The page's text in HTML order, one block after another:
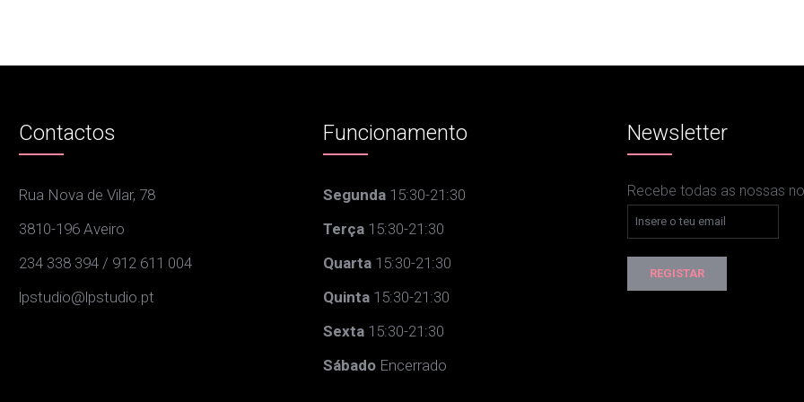
Contactos
Rua Nova de Vilar, 78
3810-196 Aveiro
234 338 394 / 912 611 004
lpstudio@lpstudio.pt
Funcionamento
Segunda 15:30-21:30
Terça 15:30-21:30
Quarta 15:30-21:30
Quinta 15:30-21:30
Sexta 15:30-21:30
Sábado Encerrado
Newsletter
Recebe todas as nossas